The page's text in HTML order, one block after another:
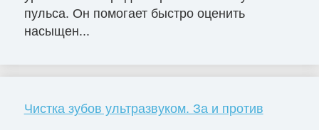
пульса. Он помогает быстро оценить
насыщен...
Чистка зубов ультразвуком. За и против